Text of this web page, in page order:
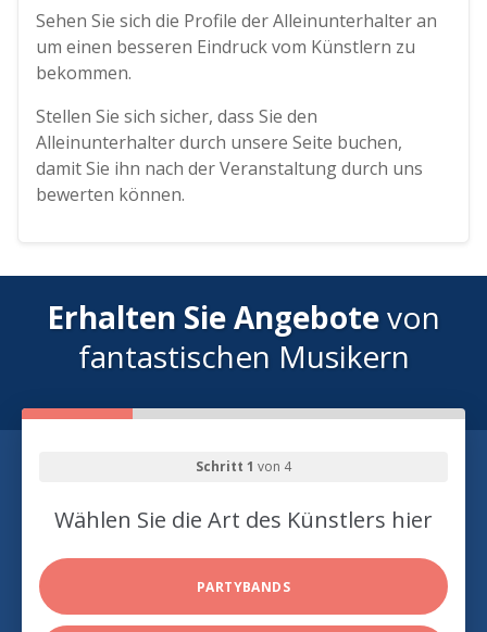
Sehen Sie sich die Profile der Alleinunterhalter an
um einen besseren Eindruck vom Künstlern zu
bekommen.
Stellen Sie sich sicher, dass Sie den
Alleinunterhalter durch unsere Seite buchen,
damit Sie ihn nach der Veranstaltung durch uns
bewerten können.
Erhalten Sie Angebotevon
fantastischen Musikern
Schritt 1 von 4
Wählen Sie die Art des Künstlers hier
PARTYBANDS